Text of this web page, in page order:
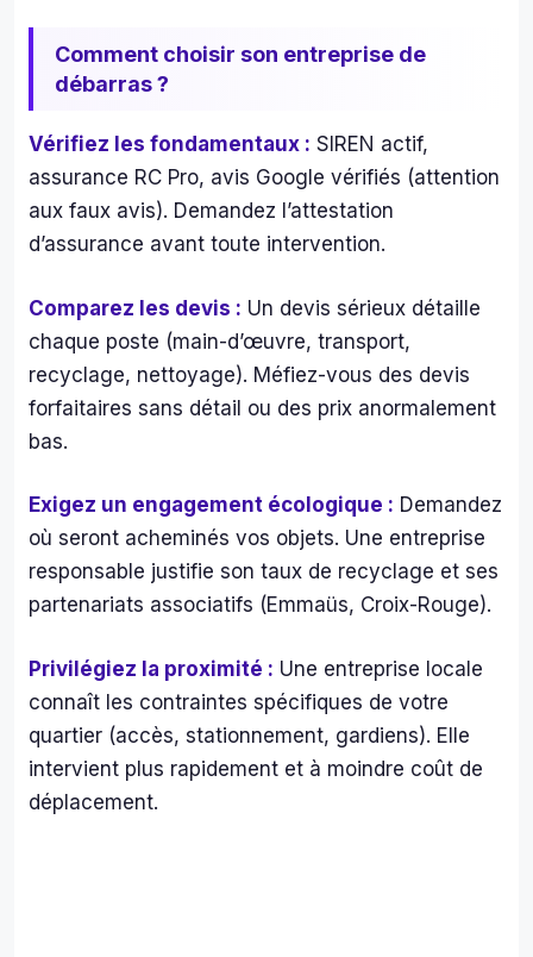
Comment choisir son entreprise de
débarras ?
Vérifiez les fondamentaux : SIREN actif,
assurance RC Pro, avis Google vérifiés (attention
aux faux avis). Demandez l’attestation
d’assurance avant toute intervention.
Comparez les devis : Un devis sérieux détaille
chaque poste (main-d’œuvre, transport,
recyclage, nettoyage). Méfiez-vous des devis
forfaitaires sans détail ou des prix anormalement
bas.
Exigez un engagement écologique : Demandez
où seront acheminés vos objets. Une entreprise
responsable justifie son taux de recyclage et ses
partenariats associatifs (Emmaüs, Croix-Rouge).
Privilégiez la proximité : Une entreprise locale
connaît les contraintes spécifiques de votre
quartier (accès, stationnement, gardiens). Elle
intervient plus rapidement et à moindre coût de
déplacement.